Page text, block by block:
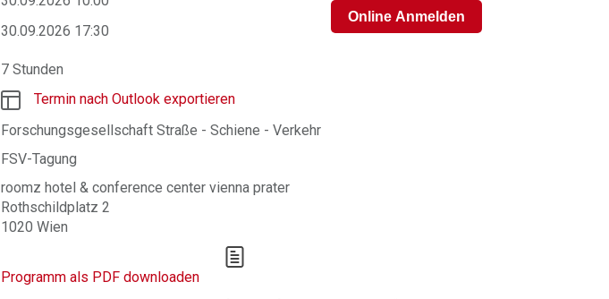
30.09.2026 17:30
7 Stunden
Termin nach Outlook exportieren
Forschungsgesellschaft Straße - Schiene - Verkehr
FSV-Tagung
roomz hotel & conference center vienna prater
Rothschildplatz 2
1020 Wien
Programm als PDF downloaden